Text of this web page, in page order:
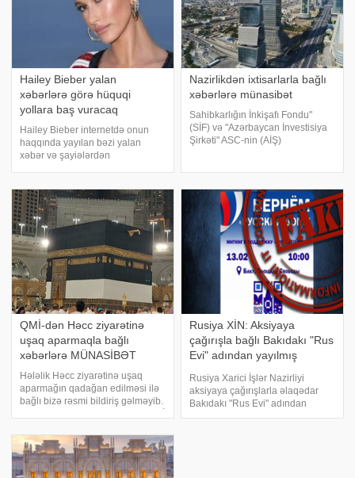
Hailey Bieber yalan
xəbərlərə görə hüquqi
yollara baş vuracaq
Hailey Bieber internetdə onun
haqqında yayılan bəzi yalan
xəbər və şayiələrdən
açıqlayıb. xarici mətbuata
istinadən xəbər verir ki, bu haqda
model yaxın çevrəsi il
Nazirlikdən ixtisarlarla bağlı
xəbərlərə münasibət
Sahibkarlığın İnkişafı Fondu"
(SİF) və "Azərbaycan İnvestisiya
Şirkəti" ASC-nin (AİŞ)
davam etdirəcəklər. xəbə
QMİ-dən Həcc ziyarətinə
uşaq aparmaqla bağlı
xəbərlərə MÜNASİBƏT
Hələlik Həcc ziyarətinə uşaq
aparmağın qadağan edilməsi ilə
bağlı bizə rəsmi bildiriş gəlməyib.
Həcc elektron sisteminin rəhbəri
Vüsal Cahangiri deyib. "Bi
Rusiya XİN: Aksiyaya
çağırışla bağlı Bakıdakı "Rus
Evi" adından yayılmış
xəbərlər feykdir
Rusiya Xarici İşlər Nazirliyi
aksiyaya çağırışlarla əlaqədar
Bakıdakı "Rus Evi" adından
yayılmış xəbərləri feyk adlandırıb.